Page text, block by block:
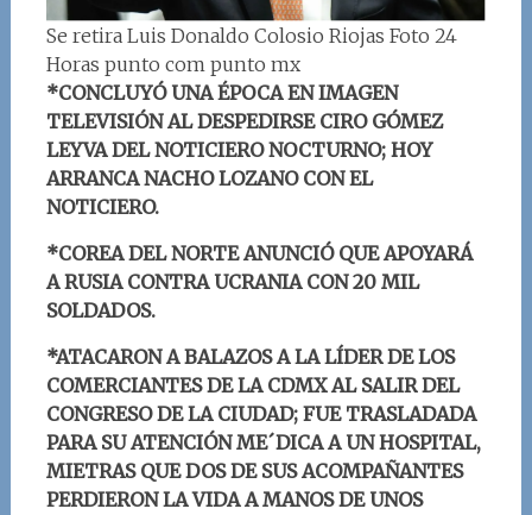
Se retira Luis Donaldo Colosio Riojas Foto 24
Horas punto com punto mx
*CONCLUYÓ UNA ÉPOCA EN IMAGEN
TELEVISIÓN AL DESPEDIRSE CIRO GÓMEZ
LEYVA DEL NOTICIERO NOCTURNO; HOY
ARRANCA NACHO LOZANO CON EL
NOTICIERO.
*COREA DEL NORTE ANUNCIÓ QUE APOYARÁ
A RUSIA CONTRA UCRANIA CON 20 MIL
SOLDADOS.
*ATACARON A BALAZOS A LA LÍDER DE LOS
COMERCIANTES DE LA CDMX AL SALIR DEL
CONGRESO DE LA CIUDAD; FUE TRASLADADA
PARA SU ATENCIÓN ME´DICA A UN HOSPITAL,
MIETRAS QUE DOS DE SUS ACOMPAÑANTES
PERDIERON LA VIDA A MANOS DE UNOS